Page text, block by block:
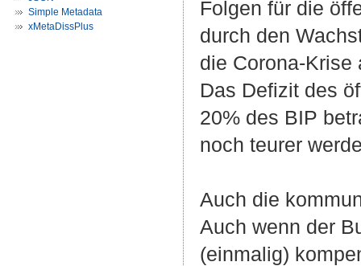
Simple Metadata
xMetaDissPlus
Folgen für die
durch den
die Corona-
Das Defizit des
20% des BIP
noch teurer
Auch die
Auch wenn der
(einmalig)